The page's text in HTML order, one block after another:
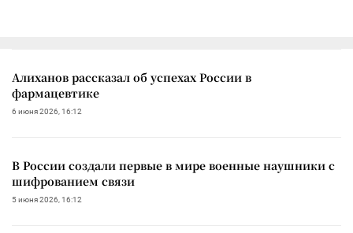
Алиханов рассказал об успехах России в
фармацевтике
6 июня 2026, 16:12
В России создали первые в мире военные наушники с
шифрованием связи
5 июня 2026, 16:12